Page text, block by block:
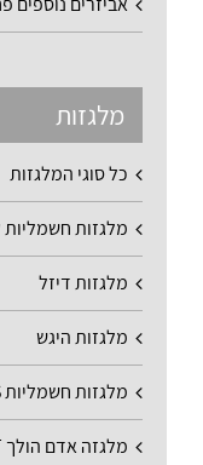
מלגזות
כל סוגי המלגזות
מלגזות
מלגזות דיזל
מלגזות היגש
מלגזות חשמליות DS
מלגזה אדם הולך ST